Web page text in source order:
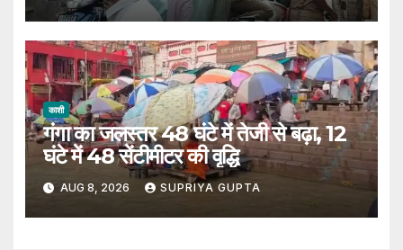
काशी
गंगा का जलस्तर 48 घंटे में तेजी से बढ़ा, 12
घंटे में 48 सेंटीमीटर की वृद्धि
AUG 8, 2026 SUPRIYA GUPTA